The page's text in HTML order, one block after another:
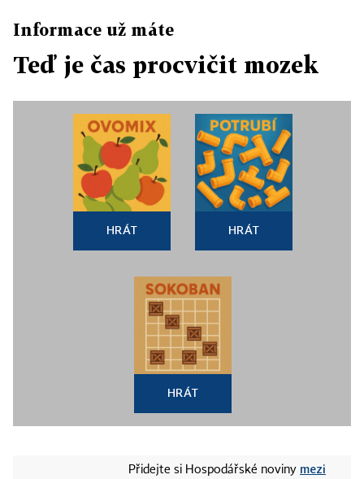
Informace už máte
Teď je čas procvičit mozek
HRÁT HRÁT
HRÁT
Přidejte si Hospodářské noviny mezi